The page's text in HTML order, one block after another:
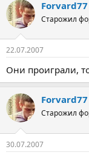
Forvard77
Старожил
22.07.2007
Они проиграли,
Forvard77
Старожил
30.07.2007